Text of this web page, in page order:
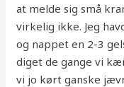
at melde sig små
virkelig ikke. Jeg
og nappet en 2-3
diget de gange vi
vi jo kørt ganske